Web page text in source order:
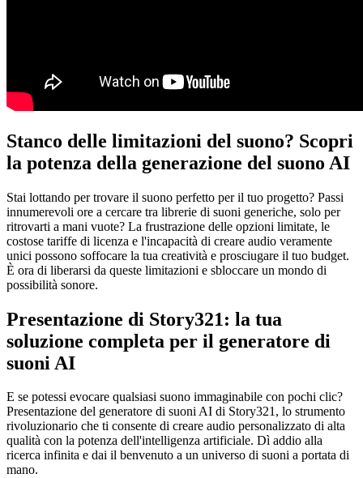
Stanco delle limitazioni del suono? Scopri
la potenza della generazione del suono AI
Stai lottando per trovare il suono perfetto per il tuo progetto? Passi
innumerevoli ore a cercare tra librerie di suoni generiche, solo per
ritrovarti a mani vuote? La frustrazione delle opzioni limitate, le
costose tariffe di licenza e l'incapacità di creare audio veramente
unici possono soffocare la tua creatività e prosciugare il tuo budget.
È ora di liberarsi da queste limitazioni e sbloccare un mondo di
possibilità sonore.
Presentazione di Story321: la tua
soluzione completa per il generatore di
suoni AI
E se potessi evocare qualsiasi suono immaginabile con pochi clic?
Presentazione del generatore di suoni AI di Story321, lo strumento
rivoluzionario che ti consente di creare audio personalizzato di alta
qualità con la potenza dell'intelligenza artificiale. Dì addio alla
ricerca infinita e dai il benvenuto a un universo di suoni a portata di
mano.